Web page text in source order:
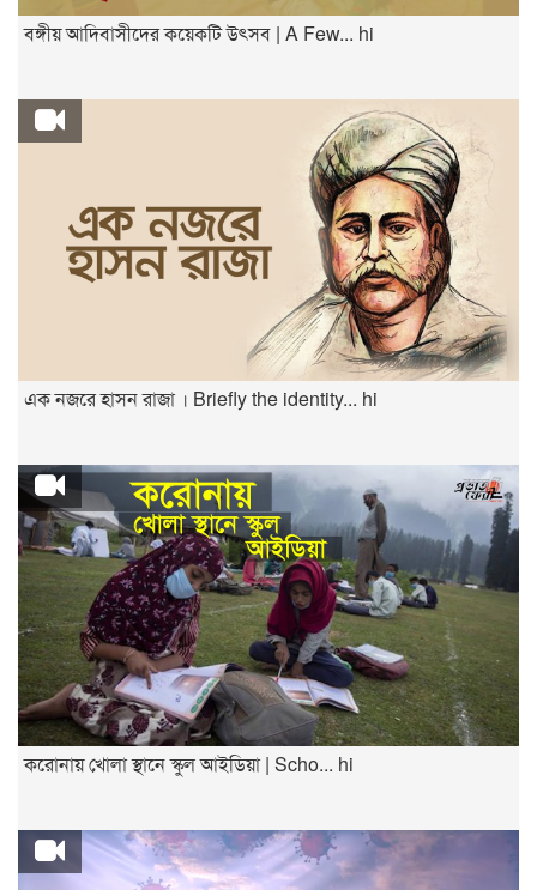
বঙ্গীয় আদিবাসীদের কয়েকটি উৎসব | A Few... hi
এক নজরে হাসন রাজা । Briefly the identity... hi
করোনায় খোলা স্থানে স্কুল আইডিয়া | Scho... hi